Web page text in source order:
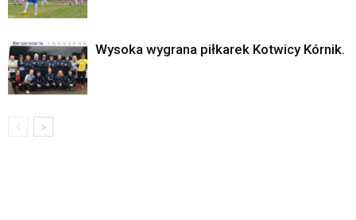
Wysoka wygrana piłkarek Kotwicy Kórnik.